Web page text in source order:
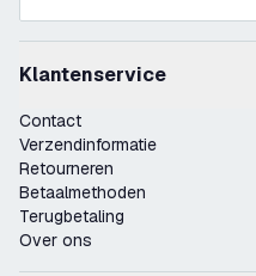
Klantenservice
Contact
Verzendinformatie
Retourneren
Betaalmethoden
Terugbetaling
Over ons